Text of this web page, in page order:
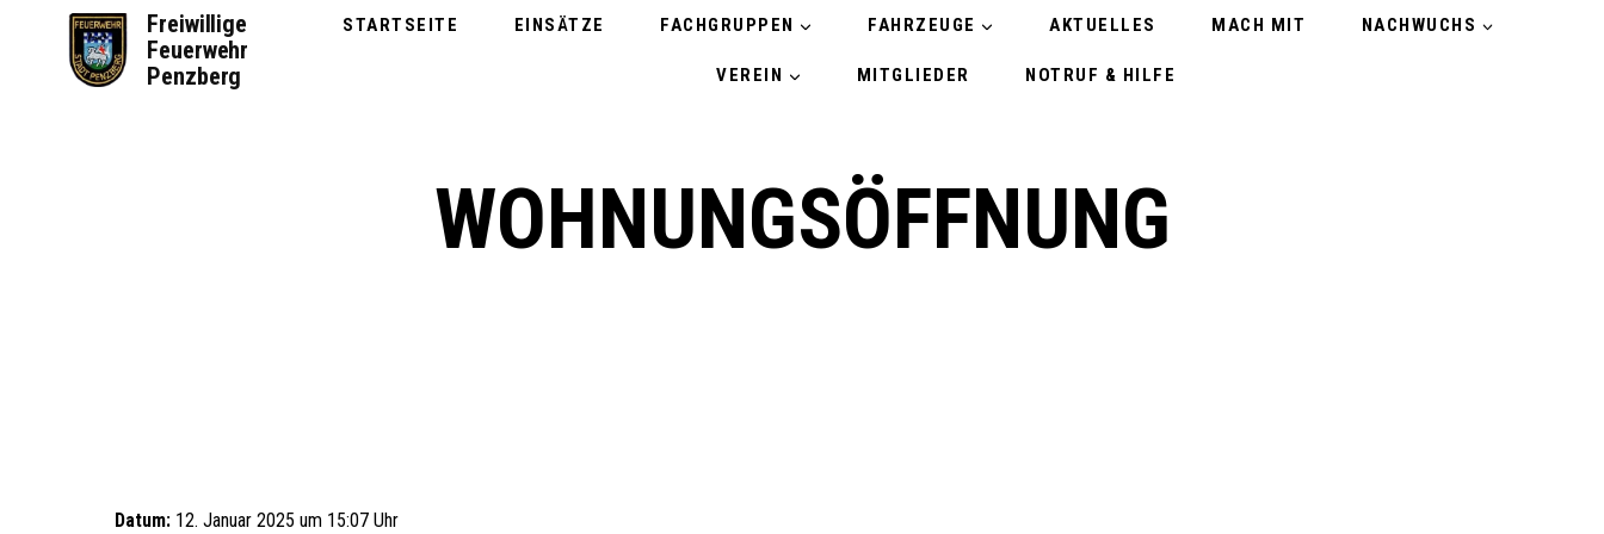
Freiwillige
Feuerwehr
Penzberg
STARTSEITE EINSÄTZE FACHGRUPPEN FAHRZEUGE AKTUELLES MACH MIT NACHWUCHS
VEREIN MITGLIEDER NOTRUF & HILFE
WOHNUNGSÖFFNUNG
Datum: 12. Januar 2025 um 15:07 Uhr